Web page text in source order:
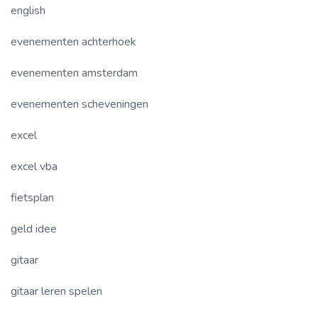
english
evenementen achterhoek
evenementen amsterdam
evenementen scheveningen
excel
excel vba
fietsplan
geld idee
gitaar
gitaar leren spelen